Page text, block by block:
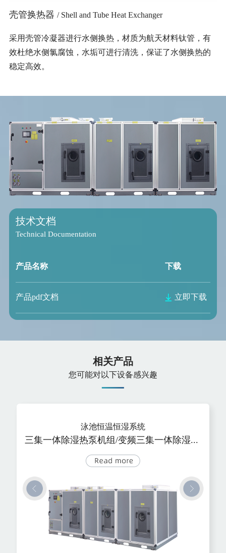
壳管换热器 / Shell and Tube Heat Exchanger
采用壳管冷凝器进行水侧换热，材质为航天材料钛管，有
效杜绝水侧氯腐蚀，水垢可进行清洗，保证了水侧换热的
稳定高效。
技术文档
Technical Documentation
产品名称 下载
产品pdf文档 立即下载
相关产品
您可能对以下设备感兴趣
泳池恒温恒湿系统
三集一体除湿热泵机组/变频三集一体除湿热泵机组